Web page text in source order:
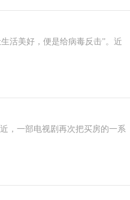
活美好，便是给病毒反击”。近
，一部电视剧再次把买房的一系